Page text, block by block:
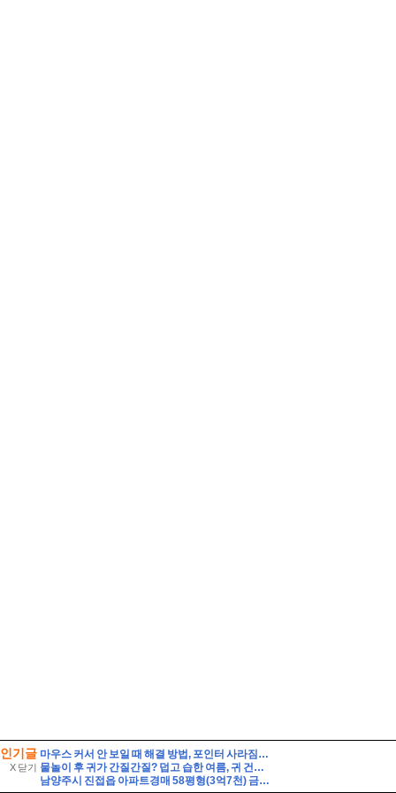
인기글
X 닫기
마우스 커서 안 보일 때 해결 방법, 포인터 사라짐 빠르게 복구하기!
물놀이 후 귀가 간질간질? 덥고 습한 여름, 귀 건강 지키는 법
남양주시 진접읍 아파트경매 58평형(3억7천) 금곡리 해밀초등학교인근 신영지웰 10층 유찰2회 급매시세 남양주진접신영지웰아파트 부동산경매 매매